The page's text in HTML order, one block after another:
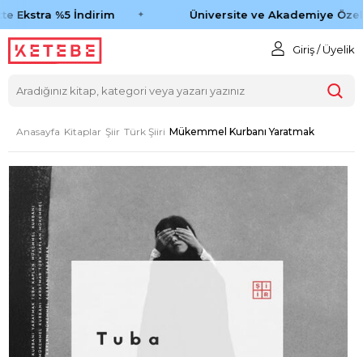
Ekstra %5 İndirim Üniversite ve Akademiye Özel
Giriş / Üyelik
Anasayfa Kitaplar Şiir Türk Şiiri Mükemmel Kurbanı Yaratmak